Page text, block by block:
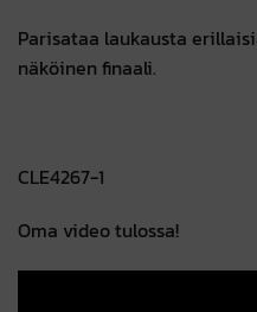
Parisataa laukausta
näköinen finaali.
CLE4267-1
Oma video tulossa!